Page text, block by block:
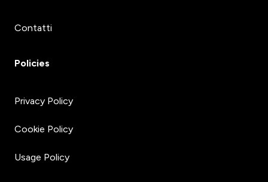
Contatti
Policies
Privacy Policy
Cookie Policy
Usage Policy